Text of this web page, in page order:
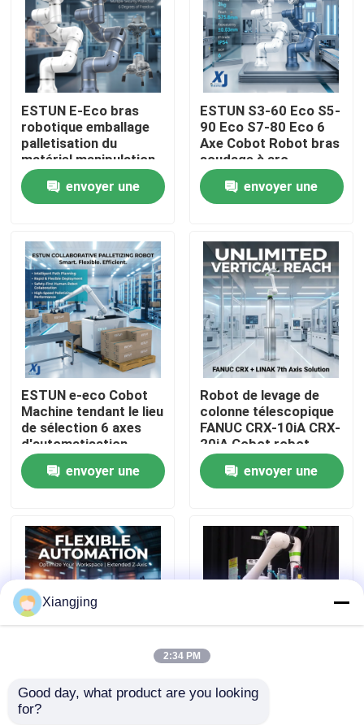
À la maison
Produits
Vidéos
À propos de nous
Visite de l'usine
Nous contacter
Blog
bras de robot industriel
ESTUN E-Eco bras
robotique emballage
palletisation du
matériel manipulation
robot collaboratif
avec OnRobot Grriper
envoyer une
ESTUN S3-60 Eco S5-
90 Eco S7-80 Eco 6
Axe Cobot Robot bras
soudage à arc
collaboratif robot
CNGBS positionneur
de soudage
envoyer une
ESTUN e-eco Cobot
Machine tendant le lieu
de sélection 6 axes
d'automatisation
industrielle robot
collaboratif de
manutention de
envoyer une
Robot de levage de
colonne télescopique
FANUC CRX-10iA CRX-
20iA Cobot robot
collaboratif de
manutention de
palettes
envoyer une
LINAK ELEVATE
FANUC CRX-10iA CRX-
FANUC série CRX avec
Xiangjing
2:34 PM
Good day, what product are you looking
for?